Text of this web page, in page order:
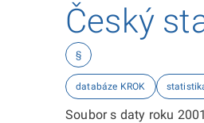
Český
§
databáze KROK
Soubor s daty roku 2001